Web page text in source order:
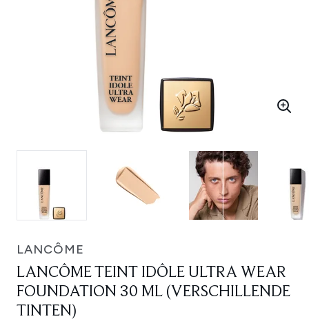
LANCÔME
LANCÔME TEINT IDÔLE ULTRA WEAR
FOUNDATION 30 ML (VERSCHILLENDE
TINTEN)